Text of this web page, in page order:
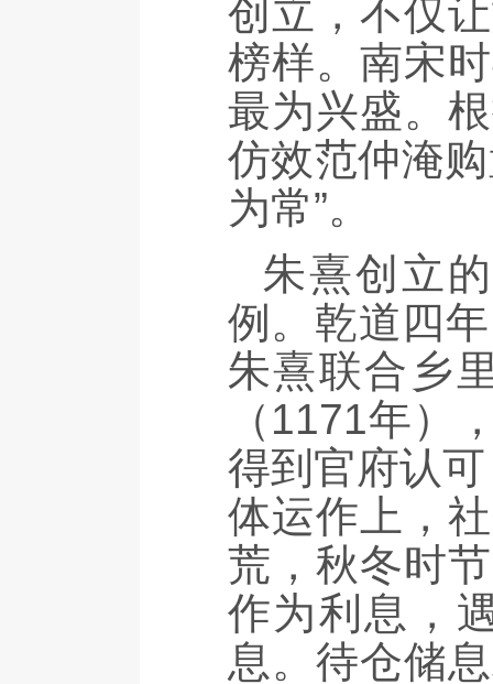
创立，不仅
榜样。南宋
最为兴盛。
仿效范仲淹
为常”。
朱熹创立
例。乾道四
朱熹联合乡
（1171年）
得到官府认
体运作上，
荒，秋冬时
作为利息，
息。待仓储